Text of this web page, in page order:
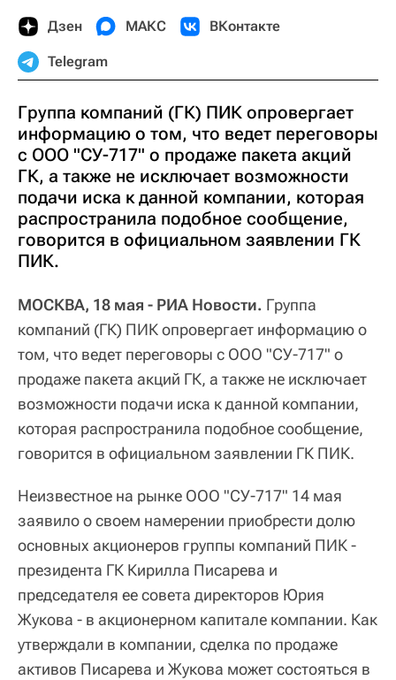
Дзен МАКС ВКонтакте
Telegram
Группа компаний (ГК) ПИК опровергает
информацию о том, что ведет переговоры
с ООО "СУ-717" о продаже пакета акций
ГК, а также не исключает возможности
подачи иска к данной компании, которая
распространила подобное сообщение,
говорится в официальном заявлении ГК
ПИК.
МОСКВА, 18 мая - РИА Новости. Группа
компаний (ГК) ПИК опровергает информацию о
том, что ведет переговоры с ООО "СУ-717" о
продаже пакета акций ГК, а также не исключает
возможности подачи иска к данной компании,
которая распространила подобное сообщение,
говорится в официальном заявлении ГК ПИК.
Неизвестное на рынке ООО "СУ-717" 14 мая
заявило о своем намерении приобрести долю
основных акционеров группы компаний ПИК -
президента ГК Кирилла Писарева и
председателя ее совета директоров Юрия
Жукова - в акционерном капитале компании. Как
утверждали в компании, сделка по продаже
активов Писарева и Жукова может состояться в